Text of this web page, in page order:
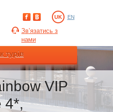
Зв’язатись з
нами
UK EN
турів
VIP
4*,